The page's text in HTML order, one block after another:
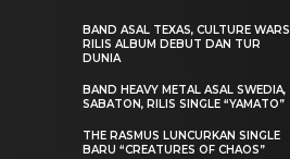
BAND ASAL TEXAS, CULTURE WARS
RILIS ALBUM DEBUT DAN TUR
DUNIA
BAND HEAVY METAL ASAL SWEDIA,
SABATON, RILIS SINGLE “YAMATO”
THE RASMUS LUNCURKAN SINGLE
BARU “CREATURES OF CHAOS”